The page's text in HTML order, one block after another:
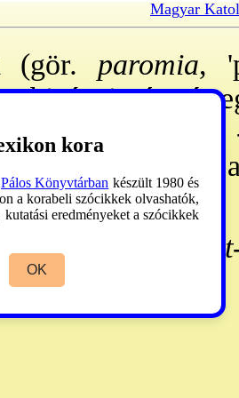
Magyar
(gör. paromia,
bizánci rítusú
en
jövendölés
P.I.
- G.k.
kora
Pálos Könyvtárban készült 1980 és
a korabeli szócikkek olvashatók,
kutatási eredményeket a szócikkek
OK